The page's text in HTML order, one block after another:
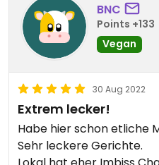
BNC
Points +133
Vegan
30 Aug 2022
Extrem lecker!
Habe hier schon etliche
Sehr leckere Gerichte.